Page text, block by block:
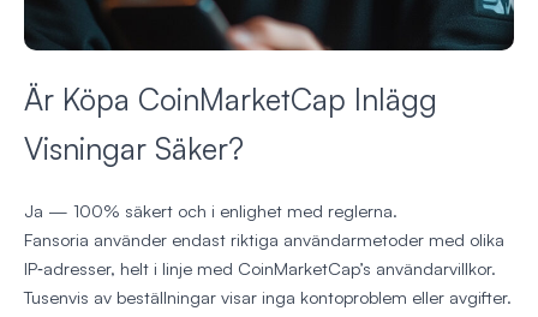
Är Köpa CoinMarketCap Inlägg
Visningar Säker?
Ja — 100% säkert och i enlighet med reglerna.
Fansoria använder endast riktiga användar­metoder med olika
IP‑adresser, helt i linje med CoinMarketCap’s användarvillkor.
Tusenvis av beställningar visar inga kontoproblem eller avgifter.